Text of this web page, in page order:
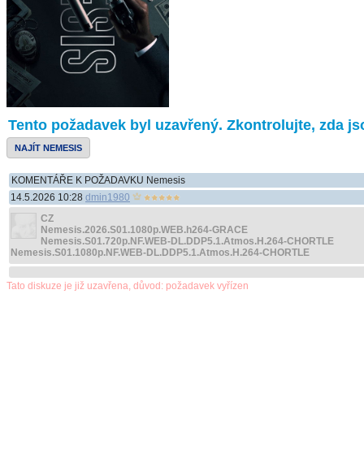
Tento požadavek byl uzavřený. Zkontrolujte, zda
NAJÍT NEMESIS
KOMENTÁŘE K POŽADAVKU Nemesis
14.5.2026 10:28 dmin1980
CZ
Nemesis.2026.S01.1080p.WEB.h264-GRACE
Nemesis.S01.720p.NF.WEB-DL.DDP5.1.Atmos.H.264-CHORTLE
Nemesis.S01.1080p.NF.WEB-DL.DDP5.1.Atmos.H.264-CHORTLE
Tato diskuze je již uzavřena, důvod: požadavek vyřízen